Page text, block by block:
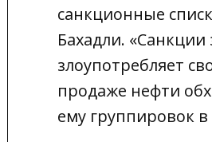
санкционные
Бахадли.
злоупотребляет
продаже нефти
ему группировок